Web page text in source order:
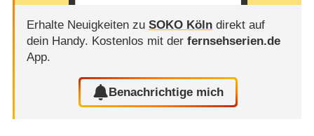
Erhalte Neuigkeiten zu SOKO Kölndirekt auf
dein Handy. Kostenlos mit der fernsehserien.de
App.
Benachrichtige mich